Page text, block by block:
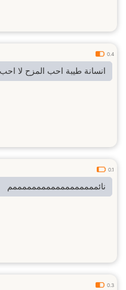
0.4
انسانة طيبة احب المزح لا
0.1
نائممممممممممممممممممم
0.3